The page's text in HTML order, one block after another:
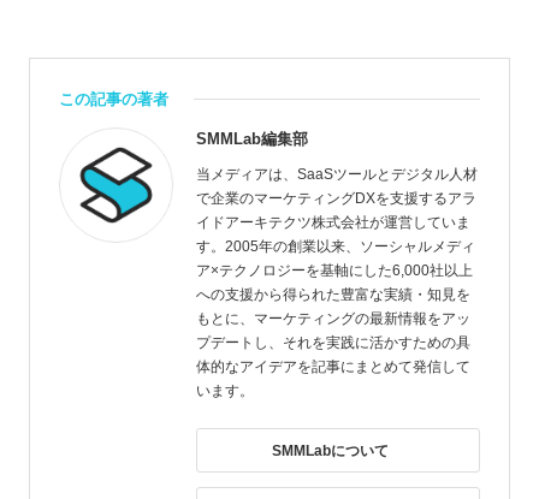
この記事の著者
SMMLab編集部
当メディアは、SaaSツールとデジタル人材
で企業のマーケティングDXを支援するアラ
イドアーキテクツ株式会社が運営していま
す。2005年の創業以来、ソーシャルメディ
ア×テクノロジーを基軸にした6,000社以上
への支援から得られた豊富な実績・知見を
もとに、マーケティングの最新情報をアッ
プデートし、それを実践に活かすための具
体的なアイデアを記事にまとめて発信して
います。
SMMLabについて